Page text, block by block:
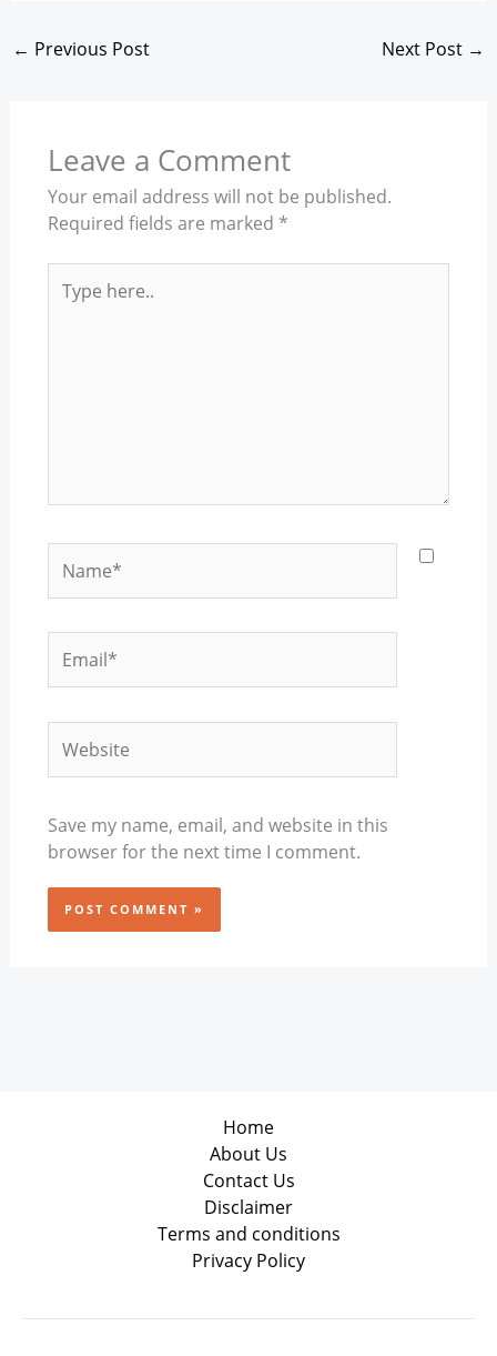
← Previous Post Next Post →
Leave a Comment
Your email address will not be published.
Required fields are marked *
here..
Save my name, email, and website in this
browser for the next time I comment.
Home
About Us
Contact Us
Disclaimer
Terms and conditions
Privacy Policy